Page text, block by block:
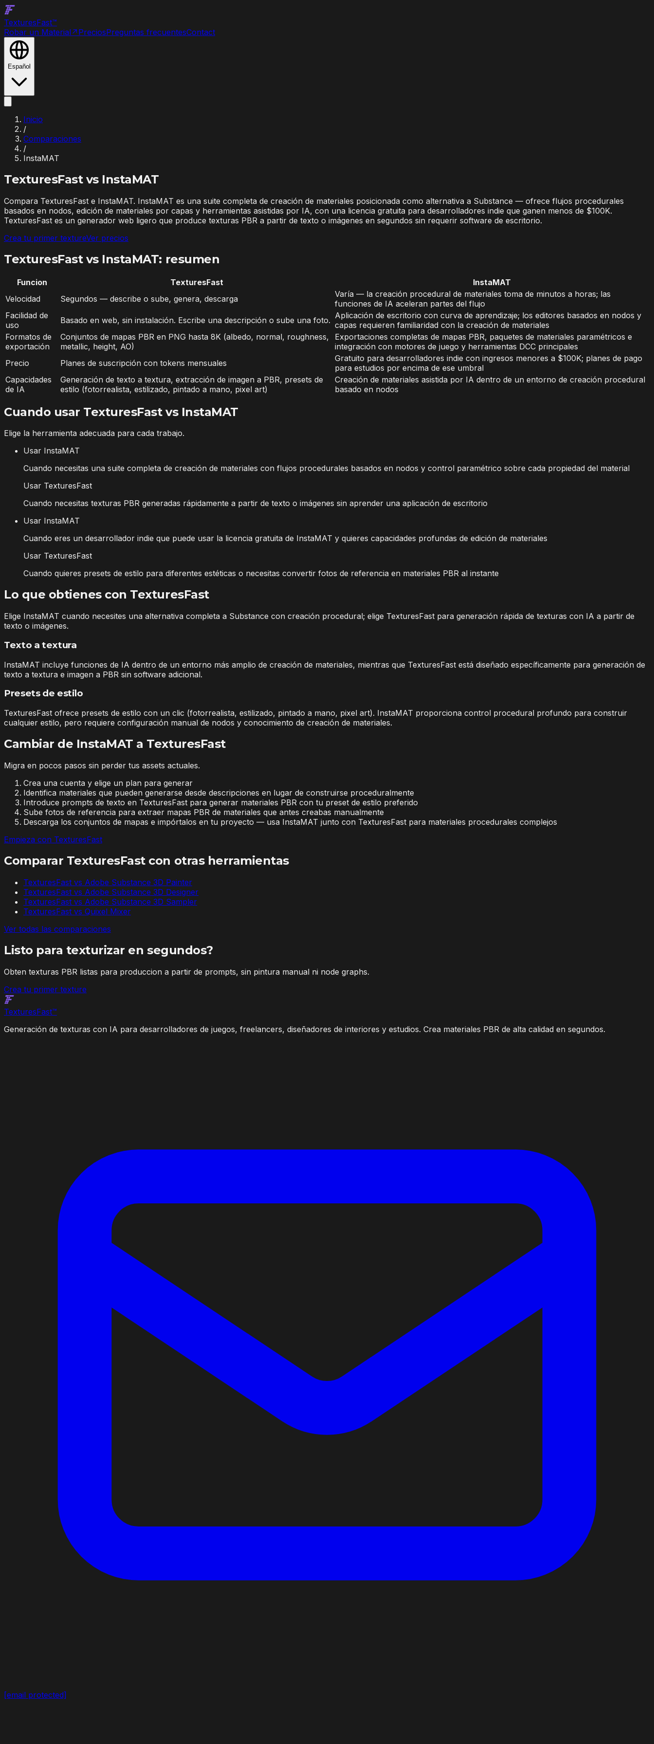
TexturesFast™
Robar un Material↗ PreciosPreguntas frecuentesContact
Español
Inicio
/
Comparaciones
/
InstaMAT
TexturesFast vs InstaMAT
Compara TexturesFast e InstaMAT. InstaMAT es una suite completa de creación de materiales posicionada como alternativa a Substance — ofrece flujos procedurales
basados en nodos, edición de materiales por capas y herramientas asistidas por IA, con una licencia gratuita para desarrolladores indie que ganen menos de $100K.
TexturesFast es un generador web ligero que produce texturas PBR a partir de texto o imágenes en segundos sin requerir software de escritorio.
Crea tu primer textureVer precios
TexturesFast vs InstaMAT: resumen
Funcion TexturesFast
InstaMAT
Velocidad
Segundos — describe o sube, genera, descarga
Varía — la creación procedural de materiales toma de minutos a horas; las
funciones de IA aceleran partes del flujo
Facilidad de
uso
Basado en web, sin instalación. Escribe una descripción o sube una foto. Aplicación de escritorio con curva de aprendizaje; los editores basados en nodos y
capas requieren familiaridad con la creación de materiales
Formatos de
exportación
Conjuntos de mapas PBR en PNG hasta 8K (albedo, normal, roughness,
metallic, height, AO)
Exportaciones completas de mapas PBR, paquetes de materiales paramétricos e
integración con motores de juego y herramientas DCC principales
Precio
Planes de suscripción con tokens mensuales
Gratuito para desarrolladores indie con ingresos menores a $100K; planes de pago
para estudios por encima de ese umbral
Capacidades
de IA
Generación de texto a textura, extracción de imagen a PBR, presets de
estilo (fotorrealista, estilizado, pintado a mano, pixel art)
Creación de materiales asistida por IA dentro de un entorno de creación procedural
basado en nodos
Cuando usar TexturesFast vs InstaMAT
Elige la herramienta adecuada para cada trabajo.
Usar InstaMAT
Cuando necesitas una suite completa de creación de materiales con flujos procedurales basados en nodos y control paramétrico sobre cada propiedad del material
Usar TexturesFast
Cuando necesitas texturas PBR generadas rápidamente a partir de texto o imágenes sin aprender una aplicación de escritorio
Usar InstaMAT
Cuando eres un desarrollador indie que puede usar la licencia gratuita de InstaMAT y quieres capacidades profundas de edición de materiales
Usar TexturesFast
Cuando quieres presets de estilo para diferentes estéticas o necesitas convertir fotos de referencia en materiales PBR al instante
Lo que obtienes con TexturesFast
Elige InstaMAT cuando necesites una alternativa completa a Substance con creación procedural; elige TexturesFast para generación rápida de texturas con IA a partir de
texto o imágenes.
Texto a textura
InstaMAT incluye funciones de IA dentro de un entorno más amplio de creación de materiales, mientras que TexturesFast está diseñado específicamente para generación de
texto a textura e imagen a PBR sin software adicional.
Presets de estilo
TexturesFast ofrece presets de estilo con un clic (fotorrealista, estilizado, pintado a mano, pixel art). InstaMAT proporciona control procedural profundo para construir
cualquier estilo, pero requiere configuración manual de nodos y conocimiento de creación de materiales.
Cambiar de InstaMAT a TexturesFast
Migra en pocos pasos sin perder tus assets actuales.
Crea una cuenta y elige un plan para generar
Identifica materiales que pueden generarse desde descripciones en lugar de construirse proceduralmente
Introduce prompts de texto en TexturesFast para generar materiales PBR con tu preset de estilo preferido
Sube fotos de referencia para extraer mapas PBR de materiales que antes creabas manualmente
Descarga los conjuntos de mapas e impórtalos en tu proyecto — usa InstaMAT junto con TexturesFast para materiales procedurales complejos
Empieza con TexturesFast
Comparar TexturesFast con otras herramientas
TexturesFast vs Adobe Substance 3D Painter
TexturesFast vs Adobe Substance 3D Designer
TexturesFast vs Adobe Substance 3D Sampler
TexturesFast vs Quixel Mixer
Ver todas las comparaciones
Listo para texturizar en segundos?
Obten texturas PBR listas para produccion a partir de prompts, sin pintura manual ni node graphs.
Crea tu primer texture
TexturesFast™
Generación de texturas con IA para desarrolladores de juegos, freelancers, diseñadores de interiores y estudios. Crea materiales PBR de alta calidad en segundos.
[email protected]